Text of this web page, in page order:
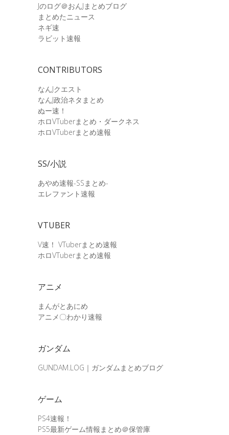
Jのログ＠おんJまとめブログ
まとめたニュース
ネギ速
ラビット速報
CONTRIBUTORS
なんJクエスト
なんJ政治ネタまとめ
ぬー速！
ホロVTuberまとめ・ダークネス
ホロVTuberまとめ速報
SS/小説
あやめ速報-SSまとめ-
エレファント速報
VTUBER
V速！ VTuberまとめ速報
ホロVTuberまとめ速報
アニメ
まんがとあにめ
アニメ〇わかり速報
ガンダム
GUNDAM.LOG｜ガンダムまとめブログ
ゲーム
PS4速報！
PS5最新ゲーム情報まとめ＠保管庫